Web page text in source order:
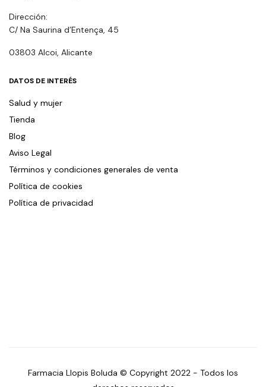
Dirección:
C/ Na Saurina d’Entença, 45
03803 Alcoi, Alicante
DATOS DE INTERÉS
Salud y mujer
Tienda
Blog
Aviso Legal
Términos y condiciones generales de venta
Política de cookies
Política de privacidad
Farmacia Llopis Boluda © Copyright 2022 - Todos los